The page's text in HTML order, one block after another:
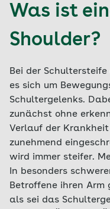
Was ist
Shoulder?
Bei der
es sich um
Schultergelenks.
zunächst ohne
Verlauf der
zunehmend
wird immer steifer.
In besonders
Betroffene ihren Arm
als sei das